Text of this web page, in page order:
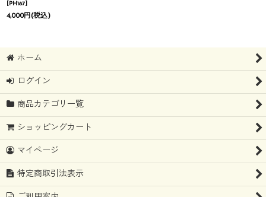
[PH187]
4,000円(税込)
ホーム
ログイン
商品カテゴリ一覧
ショッピングカート
マイページ
特定商取引法表示